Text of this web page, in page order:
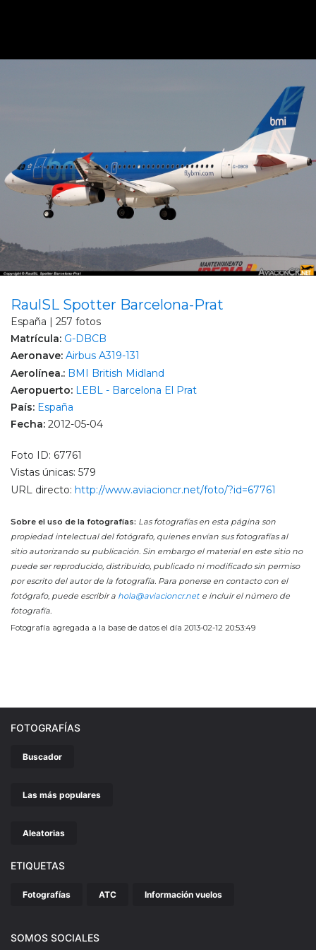
RaulSL Spotter Barcelona-Prat
España | 257 fotos
Matrícula: G-DBCB
Aeronave: Airbus A319-131
Aerolínea.: BMI British Midland
Aeropuerto: LEBL - Barcelona El Prat
País: España
Fecha: 2012-05-04
Foto ID: 67761
Vistas únicas: 579
URL directo: http://www.aviacioncr.net/foto/?id=67761
Sobre el uso de la fotografías: Las fotografías en esta página son
propiedad intelectual del fotógrafo, quienes envían sus fotografías al
sitio autorizando su publicación. Sin embargo el material en este sitio no
puede ser reproducido, distribuido, publicado ni modificado sin permiso
por escrito del autor de la fotografía. Para ponerse en contacto con el
fotógrafo, puede escribir a hola@aviacioncr.nete incluir el número de
fotografía.
Fotografía agregada a la base de datos el día 2013-02-12 20:53:49
FOTOGRAFÍAS
Buscador
Las más populares
Aleatorias
ETIQUETAS
Fotografías ATC Información vuelos
SOMOS SOCIALES